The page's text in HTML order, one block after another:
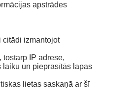
apstrādes
citādi izmantojot
IP adrese,
laiku un pieprasītās lapas
lietas saskaņā ar šī